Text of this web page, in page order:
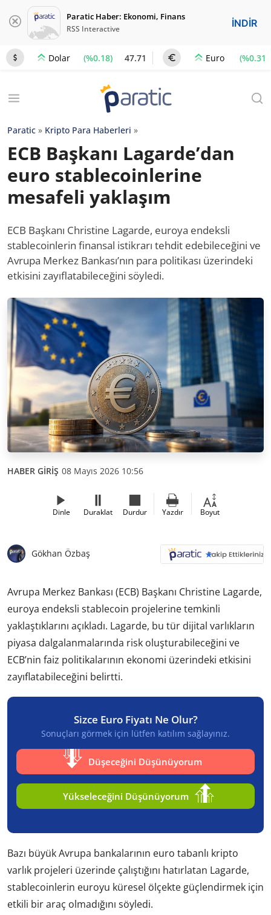
Paratic Haber: Ekonomi, Finans
RSS Interactive İNDİR
Dolar (%0.18) 47.71 Euro (%0.31)
Paratic » Kripto Para Haberleri »
ECB Başkanı Lagarde’dan
euro stablecoinlerine
mesafeli yaklaşım
ECB Başkanı Christine Lagarde, euroya endeksli
stablecoinlerin finansal istikrarı tehdit edebileceğini ve
Avrupa Merkez Bankası’nın para politikası üzerindeki
etkisini zayıflatabileceğini söyledi.
HABER GİRİŞ 08 Mayıs 2026 10:56
Dinle Duraklat Durdur Yazdır Boyut
Gökhan Özbaş
Avrupa Merkez Bankası (ECB) Başkanı Christine Lagarde,
euroya endeksli stablecoin projelerine temkinli
yaklaştıklarını açıkladı. Lagarde, bu tür dijital varlıkların
piyasa dalgalanmalarında risk oluşturabileceğini ve
ECB’nin faiz politikalarının ekonomi üzerindeki etkisini
zayıflatabileceğini belirtti.
Sizce Euro Fiyatı Ne Olur?
Sonuçları görmek için lütfen katılım sağlayınız.
Düşeceğini Düşünüyorum
Yükseleceğini Düşünüyorum
Bazı büyük Avrupa bankalarının euro tabanlı kripto
varlık projeleri üzerinde çalıştığını hatırlatan Lagarde,
stablecoinlerin euroyu küresel ölçekte güçlendirmek için
etkili bir araç olmadığını söyledi.